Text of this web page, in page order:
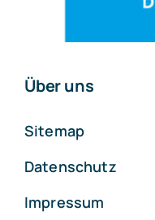
Über uns
Sitemap
Datenschutz
Impressum